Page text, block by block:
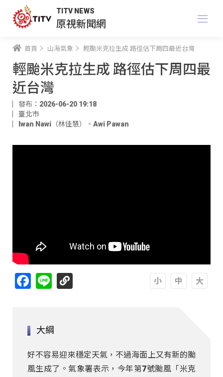
TITV NEWS
原視新聞網
首頁 山海氣象 輕颱米克拉生成 路徑估下周四最近台灣
輕颱米克拉生成 路徑估下周四最
近台灣
發布：2026-06-20 19:18
臺北市
Iwan Nawi（林佳慧）
、 Awi Pawan
Facebook
Line
大綱
好不容易迎來穩定天氣，不過海面上又有新的颱
風生成了。氣象署表示，今年第7號颱風「米克